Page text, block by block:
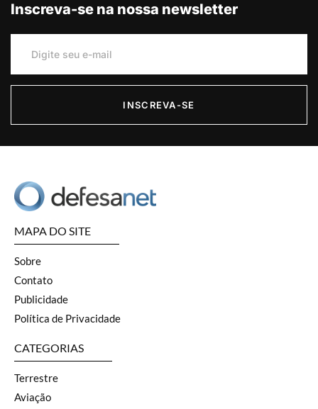
Inscreva-se na nossa newsletter
INSCREVA-SE
MAPA DO SITE
Sobre
Contato
Publicidade
Política de Privacidade
CATEGORIAS
Terrestre
Aviação